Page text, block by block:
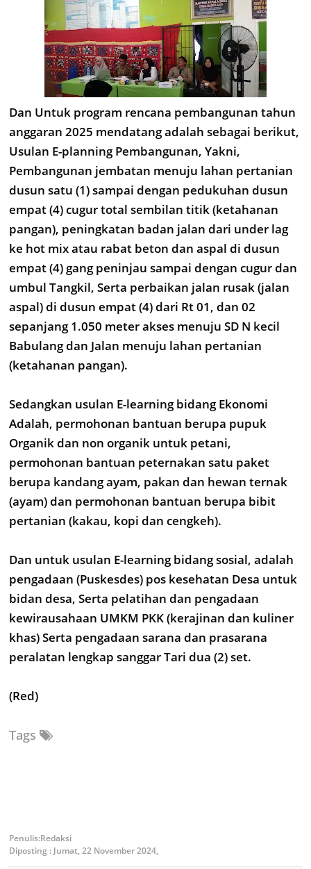
Dan Untuk program rencana pembangunan tahun
anggaran 2025 mendatang adalah sebagai berikut,
Usulan E-planning Pembangunan, Yakni,
Pembangunan jembatan menuju lahan pertanian
dusun satu (1) sampai dengan pedukuhan dusun
empat (4) cugur total sembilan titik (ketahanan
pangan), peningkatan badan jalan dari under lag
ke hot mix atau rabat beton dan aspal di dusun
empat (4) gang peninjau sampai dengan cugur dan
umbul Tangkil, Serta perbaikan jalan rusak (jalan
aspal) di dusun empat (4) dari Rt 01, dan 02
sepanjang 1.050 meter akses menuju SD N kecil
Babulang dan Jalan menuju lahan pertanian
(ketahanan pangan).
Sedangkan usulan E-learning bidang Ekonomi
Adalah, permohonan bantuan berupa pupuk
Organik dan non organik untuk petani,
permohonan bantuan peternakan satu paket
berupa kandang ayam, pakan dan hewan ternak
(ayam) dan permohonan bantuan berupa bibit
pertanian (kakau, kopi dan cengkeh).
Dan untuk usulan E-learning bidang sosial, adalah
pengadaan (Puskesdes) pos kesehatan Desa untuk
bidan desa, Serta pelatihan dan pengadaan
kewirausahaan UMKM PKK (kerajinan dan kuliner
khas) Serta pengadaan sarana dan prasarana
peralatan lengkap sanggar Tari dua (2) set.
(Red)
Tags
Redaksi
Diposting : Jumat, 22 November 2024,